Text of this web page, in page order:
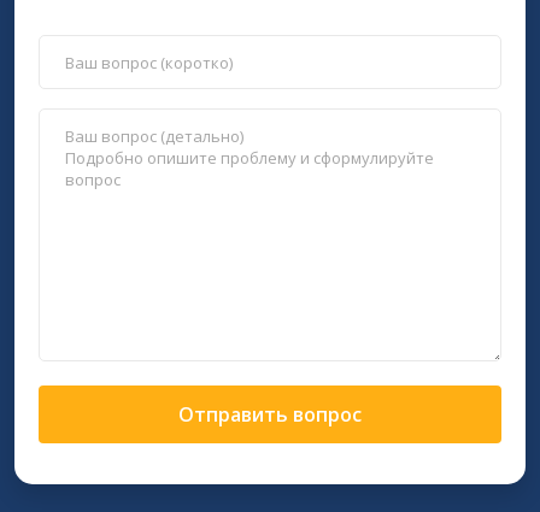
Отправить вопрос